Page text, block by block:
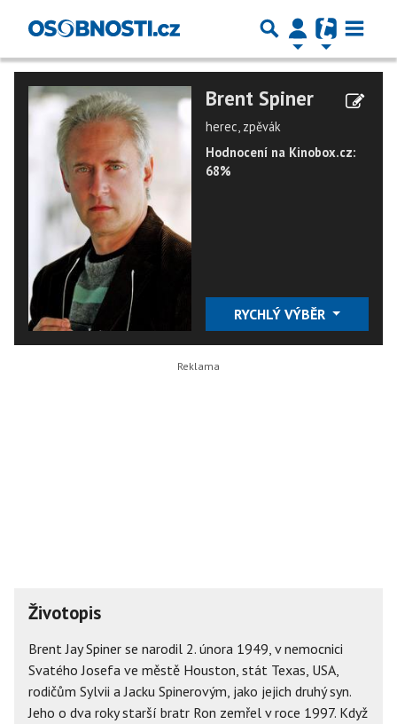
Brent Spiner
herec, zpěvák
Hodnocení na Kinobox.cz:
68%
RYCHLÝ VÝBĚR
Životopis
Brent Jay Spiner se narodil 2. února 1949, v nemocnici
Svatého Josefa ve městě Houston, stát Texas, USA,
rodičům Sylvii a Jacku Spinerovým, jako jejich druhý syn.
Jeho o dva roky starší bratr Ron zemřel v roce 1997. Když